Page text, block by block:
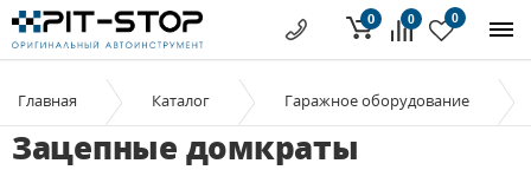
0 0
0
Главная Каталог Гаражное оборудование
Зацепные домкраты